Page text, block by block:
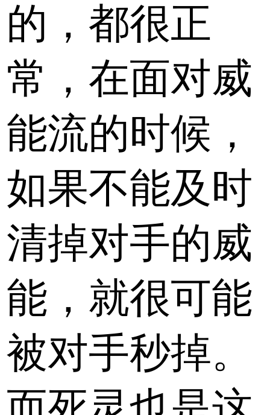
的，都很正
常，在面对威
能流的时候，
如果不能及时
清掉对手的威
能，就很可能
被对手秒掉。